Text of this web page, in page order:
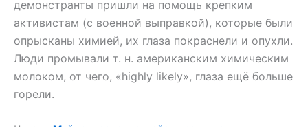
демонстранты пришли на помощь крепким
активистам (с военной выправкой), которые были
опрысканы химией, их глаза покраснели и опухли.
Люди промывали т. н. американским химическим
молоком, от чего, «highly likely», глаза ещё больше
горели.